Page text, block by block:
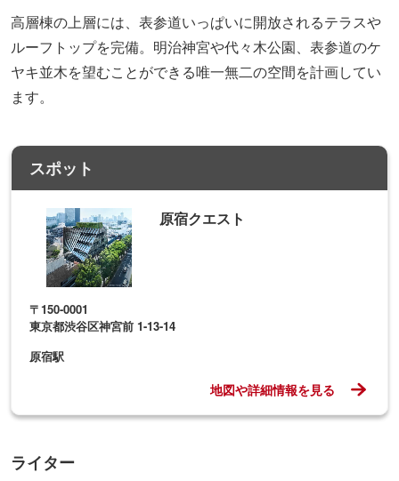
高層棟の上層には、表参道いっぱいに開放されるテラスや
ルーフトップを完備。明治神宮や代々木公園、表参道のケ
ヤキ並木を望むことができる唯一無二の空間を計画してい
ます。
スポット
原宿クエスト
〒150-0001
東京都渋谷区神宮前 1-13-14
原宿駅
地図や詳細情報を見る
ライター